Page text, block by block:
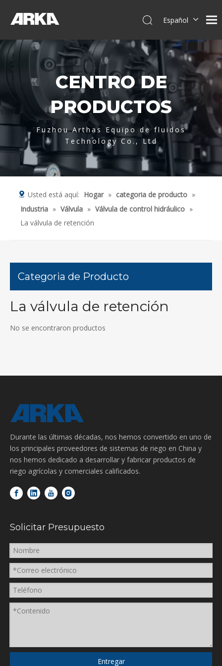
Español
简体中文
العربية
Français
Pусский
Italiano
CENTRO DE
PRODUCTOS
Fuzhou Arthas Equipo de fluidos
Technology Co., Ltd
Usted está aquí: Hogar » categoria de producto »
Industria » Válvula » Válvula de control hidráulico »
La válvula de retención
Categoria de Producto
La válvula de retención
No se encontraron productos
Durante las últimas décadas, nos hemos convertido en uno de
los principales proveedores de sistemas de riego en China y
nos hemos dedicado a desarrollar y fabricar productos de
riego agrícolas y comerciales calificados.
Solicitar Presupuesto
Entregar